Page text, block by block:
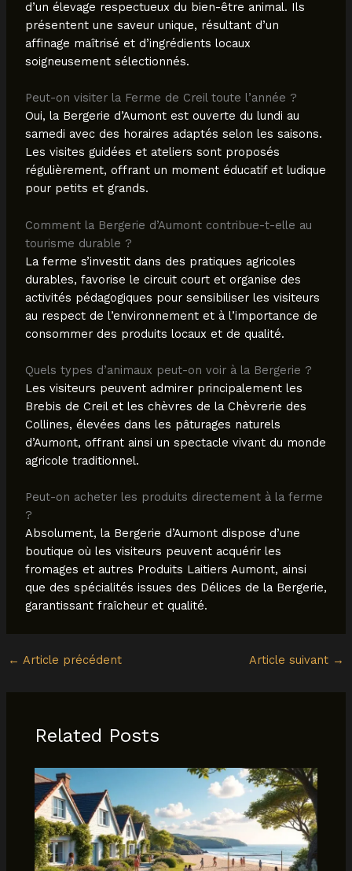
d’un élevage respectueux du bien-être animal. Ils
présentent une saveur unique, résultant d’un
affinage maîtrisé et d’ingrédients locaux
soigneusement sélectionnés.
Peut-on visiter la Ferme de Creil toute l’année ?
Oui, la Bergerie d’Aumont est ouverte du lundi au
samedi avec des horaires adaptés selon les saisons.
Les visites guidées et ateliers sont proposés
régulièrement, offrant un moment éducatif et ludique
pour petits et grands.
Comment la Bergerie d’Aumont contribue-t-elle au
tourisme durable ?
La ferme s’investit dans des pratiques agricoles
durables, favorise le circuit court et organise des
activités pédagogiques pour sensibiliser les visiteurs
au respect de l’environnement et à l’importance de
consommer des produits locaux et de qualité.
Quels types d’animaux peut-on voir à la Bergerie ?
Les visiteurs peuvent admirer principalement les
Brebis de Creil et les chèvres de la Chèvrerie des
Collines, élevées dans les pâturages naturels
d’Aumont, offrant ainsi un spectacle vivant du monde
agricole traditionnel.
Peut-on acheter les produits directement à la ferme
?
Absolument, la Bergerie d’Aumont dispose d’une
boutique où les visiteurs peuvent acquérir les
fromages et autres Produits Laitiers Aumont, ainsi
que des spécialités issues des Délices de la Bergerie,
garantissant fraîcheur et qualité.
← Article précédent Article suivant →
Related Posts